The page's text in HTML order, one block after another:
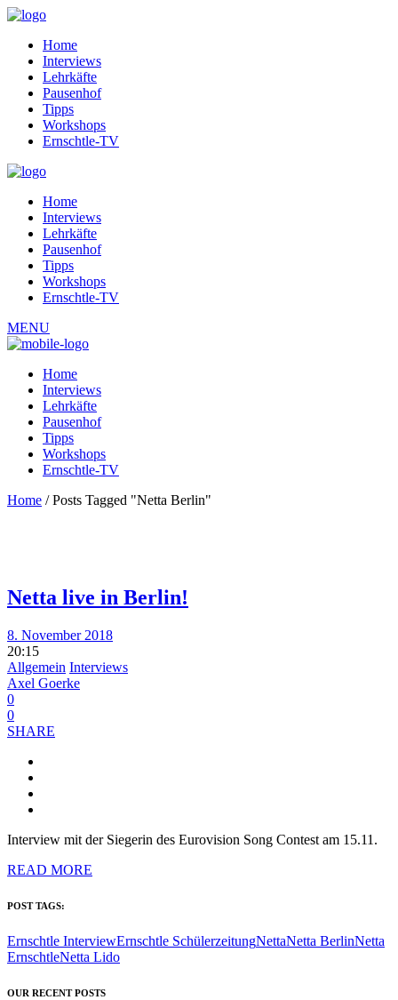
Home
Interviews
Lehrkäfte
Pausenhof
Tipps
Workshops
Ernschtle-TV
Home
Interviews
Lehrkäfte
Pausenhof
Tipps
Workshops
Ernschtle-TV
MENU
Home
Interviews
Lehrkäfte
Pausenhof
Tipps
Workshops
Ernschtle-TV
Home /Posts Tagged "Netta Berlin"
Netta live in Berlin!
8. November 2018
20:15
Allgemein Interviews
Axel Goerke
0
0
SHARE
Interview mit der Siegerin des Eurovision Song Contest am 15.11.
READ MORE
POST TAGS:
Ernschtle InterviewErnschtle SchülerzeitungNettaNetta BerlinNetta
ErnschtleNetta Lido
OUR RECENT POSTS